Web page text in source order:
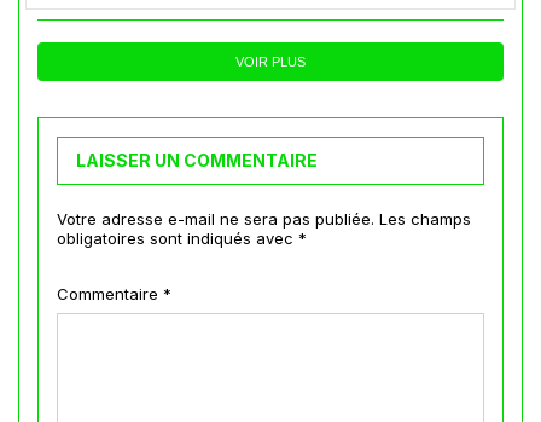
VOIR PLUS
LAISSER UN COMMENTAIRE
Votre adresse e-mail ne sera pas publiée. Les champs
obligatoires sont indiqués avec *
Commentaire *